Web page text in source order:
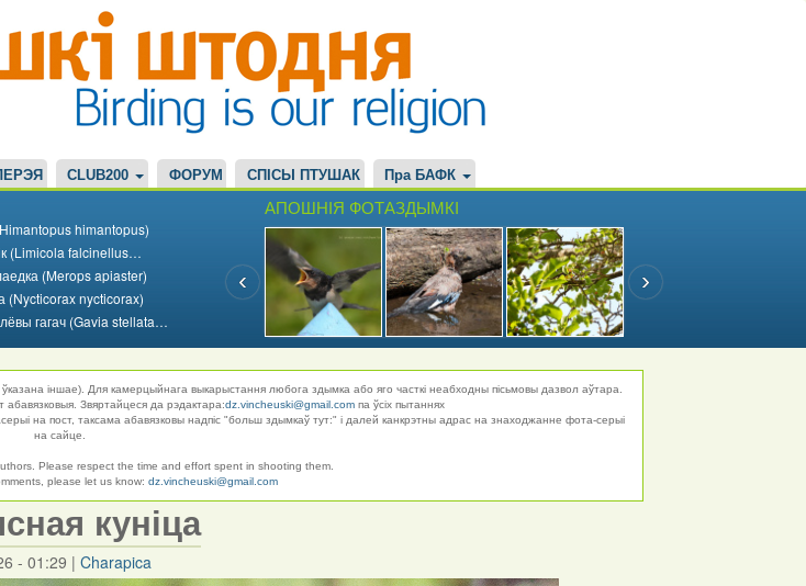
CLUB200 ФОРУМ СПІСЫ ПТУШАК Пра БАФК
himantopus)
(Limicola falcinellus…
(Merops apiaster)
(Nycticorax nycticorax)
гагач (Gavia stellata…
АПОШНІЯ ФОТАЗДЫМКІ
іншае). Для камерцыйнага выкарыстання любога здымка або яго часткі неабходны пісьмовы дазвол аўтара.
Звяртайцеся да рэдактара:dz.vincheuski@gmail.comпа ўсіх пытаннях
на пост, таксама абавязковы надпіс "больш здымкаў тут:" і далей канкрэтны адрас на знаходжанне фота-серыі
на сайце.
Please respect the time and effort spent in shooting them.
please let us know:dz.vincheuski@gmail.com
куніца
- 01:29 | Charapica